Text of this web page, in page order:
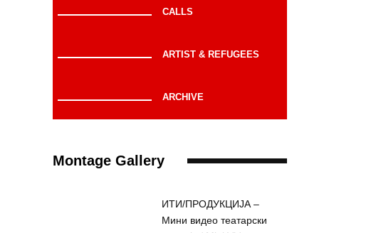
CALLS
ARTIST & REFUGEES
ARCHIVE
Montage Gallery
ИТИ/ПРОДУКЦИЈА –
Мини видео театарски